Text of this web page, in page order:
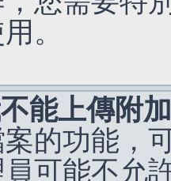
。
能上傳附
的功能，
可能不允